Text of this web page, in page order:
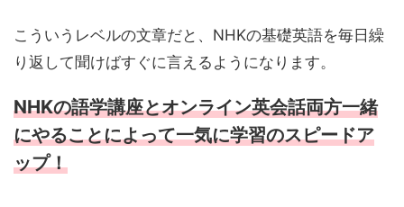
こういうレベルの文章だと、NHKの基礎英語を毎日繰
り返して聞けばすぐに言えるようになります。
NHKの語学講座とオンライン英会話両方一緒
にやることによって一気に学習のスピードア
ップ！